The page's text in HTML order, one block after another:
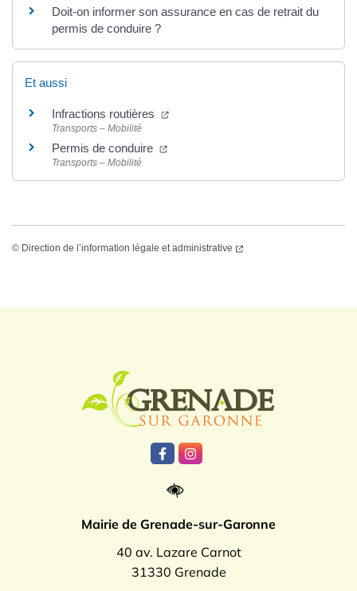
Doit-on informer son assurance en cas de retrait du
permis de conduire ?
Et aussi
Infractions routières
Transports – Mobilité
Permis de conduire
Transports – Mobilité
© Direction de l’information légale et administrative
Lien vers le compte Facebook
Lien vers le compte
Mairie de Grenade-sur-Garonne
40 av. Lazare Carnot
31330 Grenade